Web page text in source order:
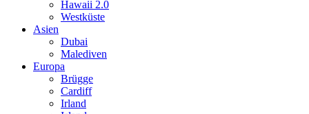
Hawaii 2.0
Westküste
Asien
Dubai
Malediven
Europa
Brügge
Cardiff
Irland